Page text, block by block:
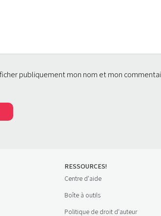
publiquement mon nom et mon
RESSOURCES!
Centre d'aide
Boîte à outils
Politique de droit d'auteur